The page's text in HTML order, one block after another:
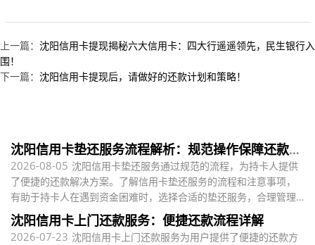
上一篇： 沈阳信用卡提现揭秘六大信用卡：四大行遥遥领先，民生银行入
围！
下一篇： 沈阳信用卡提现后，请做好的还款计划和策略！
沈阳信用卡垫还服务流程解析：规范操作保障还款便
捷
2026-08-05 沈阳信用卡垫还服务通过规范的流程，为持卡人提供
了便捷的还款解决方案。了解信用卡垫还服务的流程和注意事项，
有助于持卡人在遇到资金困难时，选择合适的垫还服务，合理管理
个人财务，维护良好的信用记录。
沈阳信用卡上门还款服务：便捷还款流程详解
2026-07-23 沈阳信用卡上门还款服务为用户提供了便捷的还款方